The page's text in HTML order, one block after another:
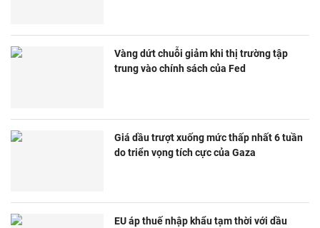
Vàng dứt chuỗi giảm khi thị trường tập
trung vào chính sách của Fed
Giá dầu trượt xuống mức thấp nhất 6 tuần
do triển vọng tích cực của Gaza
EU áp thuế nhập khẩu tạm thời với dầu